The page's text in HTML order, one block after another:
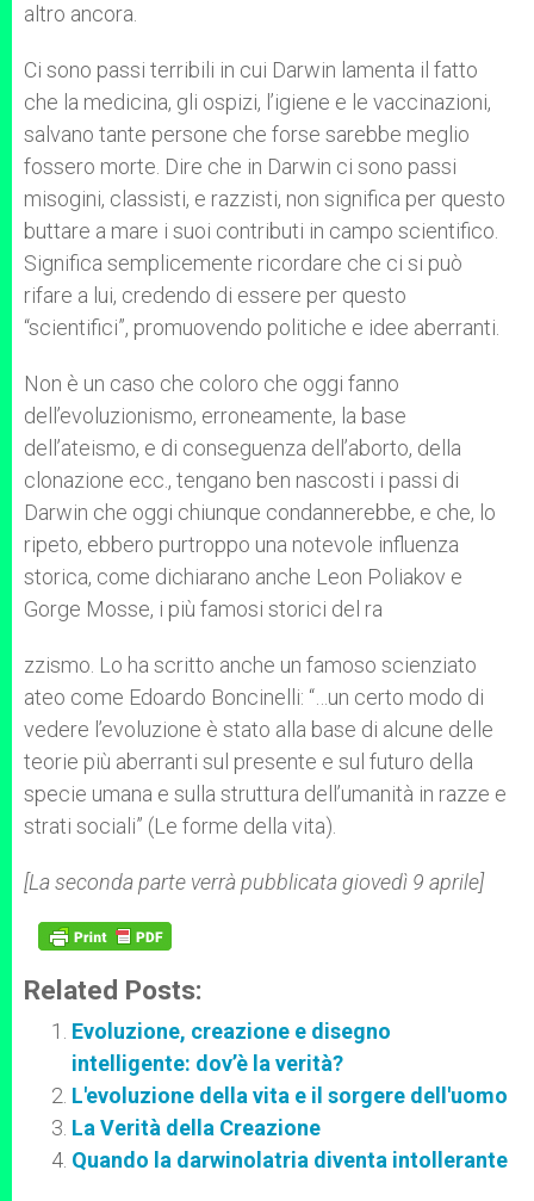
altro ancora.
Ci sono passi terribili in cui Darwin lamenta il fatto
che la medicina, gli ospizi, l’igiene e le vaccinazioni,
salvano tante persone che forse sarebbe meglio
fossero morte. Dire che in Darwin ci sono passi
misogini, classisti, e razzisti, non significa per questo
buttare a mare i suoi contributi in campo scientifico.
Significa semplicemente ricordare che ci si può
rifare a lui, credendo di essere per questo
“scientifici”, promuovendo politiche e idee aberranti.
Non è un caso che coloro che oggi fanno
dell’evoluzionismo, erroneamente, la base
dell’ateismo, e di conseguenza dell’aborto, della
clonazione ecc., tengano ben nascosti i passi di
Darwin che oggi chiunque condannerebbe, e che, lo
ripeto, ebbero purtroppo una notevole influenza
storica, come dichiarano anche Leon Poliakov e
Gorge Mosse, i più famosi storici del ra
zzismo. Lo ha scritto anche un famoso scienziato
ateo come Edoardo Boncinelli: “…un certo modo di
vedere l’evoluzione è stato alla base di alcune delle
teorie più aberranti sul presente e sul futuro della
specie umana e sulla struttura dell’umanità in razze e
strati sociali” (Le forme della vita).
[La seconda parte verrà pubblicata giovedì 9 aprile]
Related Posts:
Evoluzione, creazione e disegno
intelligente: dov’è la verità?
L'evoluzione della vita e il sorgere dell'uomo
La Verità della Creazione
Quando la darwinolatria diventa intollerante